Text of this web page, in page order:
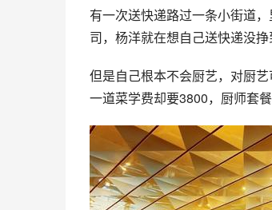
有一次送快递路过一条小街道
司，杨洋就在想自己送快递没挣
但是自己根本不会厨艺，对厨
一道菜学费却要3800，厨师套